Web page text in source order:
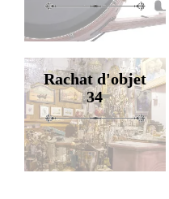
Rachat d'objet
34